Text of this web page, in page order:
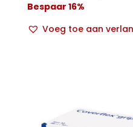
Bespaar 16%
Voeg toe aan